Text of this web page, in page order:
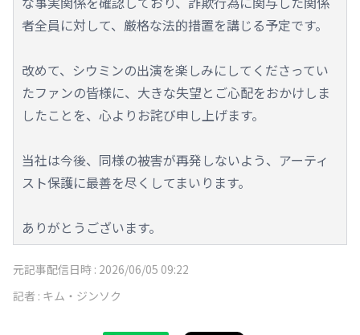
者全員に対して、厳格な法的措置を講じる予定です。
改めて、シウミンの出演を楽しみにしてくださってい
たファンの皆様に、大きな失望とご心配をおかけしま
したことを、心よりお詫び申し上げます。
当社は今後、同様の被害が再発しないよう、アーティ
スト保護に最善を尽くしてまいります。
ありがとうございます。
元記事配信日時 : 2026/06/05 09:22
記者 : キム・ジンソク